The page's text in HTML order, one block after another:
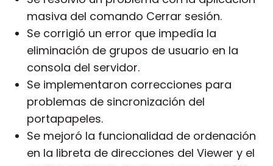
masiva del comando Cerrar sesión.
Se corrigió un error que impedía la
eliminación de grupos de usuario en la
consola del servidor.
Se implementaron correcciones para
problemas de sincronización del
portapapeles.
Se mejoró la funcionalidad de ordenación
en la libreta de direcciones del Viewer y el